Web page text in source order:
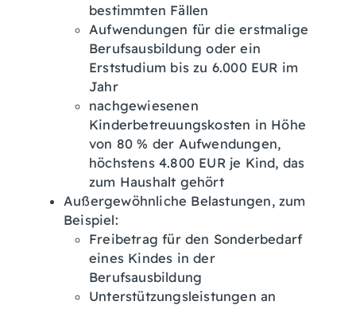
bestimmten Fällen
Aufwendungen für die erstmalige
Berufsausbildung oder ein
Erststudium bis zu 6.000 EUR im
Jahr
nachgewiesenen
Kinderbetreuungskosten in Höhe
von 80 % der Aufwendungen,
höchstens 4.800 EUR je Kind, das
zum Haushalt gehört
Außergewöhnliche Belastungen, zum
Beispiel:
Freibetrag für den Sonderbedarf
eines Kindes in der
Berufsausbildung
Unterstützungsleistungen an